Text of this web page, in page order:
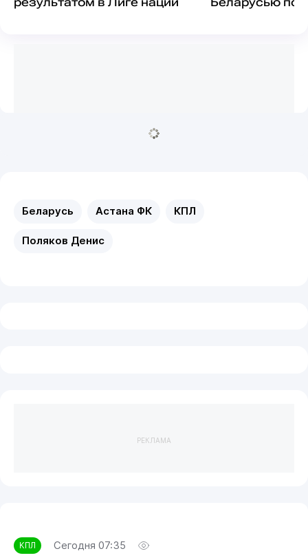
Беларусь Астана ФК КПЛ
Поляков Денис
РЕКЛАМА
КПЛ Сегодня 07:35